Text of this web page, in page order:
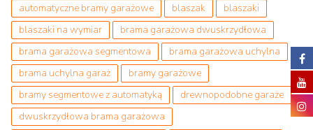
automatyczne bramy garażowe blaszak
blaszaki
blaszaki na wymiar
brama garażowa dwuskrzydłowa
brama garażowa segmentowa
brama garażowa uchylna
brama uchylna garaż
bramy garażowe
bramy segmentowe z automatyką
drewnopodobne garaże
dwuskrzydłowa brama garażowa